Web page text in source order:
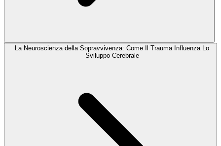
La Neuroscienza della Sopravvivenza: Come Il Trauma Influenza Lo
Sviluppo Cerebrale